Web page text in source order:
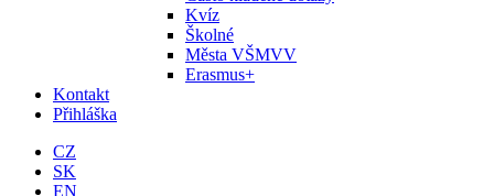
Kvíz
Školné
Města VŠMVV
Erasmus+
Kontakt
Přihláška
CZ
SK
EN